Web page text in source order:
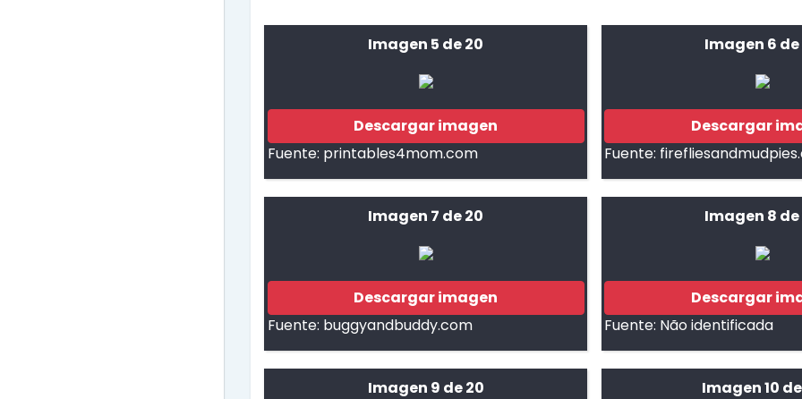
Imagen 5 de 20
Descargar imagen
Fuente: printables4mom.com
Imagen 6 de
Descargar
Fuente:
Imagen 7 de 20
Descargar imagen
Fuente: buggyandbuddy.com
Imagen 8 de
Descargar
Fuente: Não identificada
Imagen 9 de 20 Imagen 10